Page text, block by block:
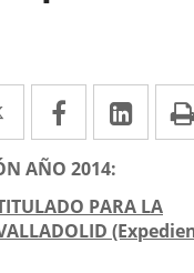
Twitter
Enlace
a
una
aplicación
Facebook
Enlace
a
una
aplicación
externa.
a
AÑO 2014:
PARA LA